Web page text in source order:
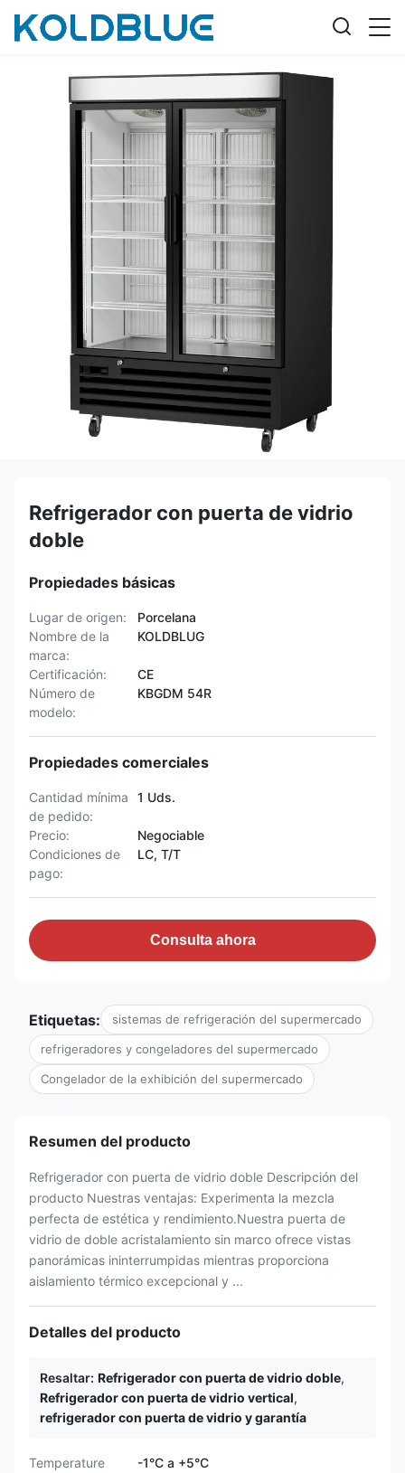
Refrigerador con puerta de vidrio
doble
Propiedades básicas
Lugar de origen:
Porcelana
Nombre de la
marca:
KOLDBLUG
Certificación:
CE
Número de
modelo:
KBGDM 54R
Propiedades comerciales
Cantidad mínima
de pedido:
1 Uds.
Precio:
Negociable
Condiciones de
pago:
LC, T/T
Consulta ahora
Etiquetas: sistemas de refrigeración del supermercado
refrigeradores y congeladores del supermercado
Congelador de la exhibición del supermercado
Resumen del producto
Refrigerador con puerta de vidrio doble Descripción del
producto Nuestras ventajas: Experimenta la mezcla
perfecta de estética y rendimiento.Nuestra puerta de
vidrio de doble acristalamiento sin marco ofrece vistas
panorámicas ininterrumpidas mientras proporciona
aislamiento térmico excepcional y ...
Detalles del producto
Resaltar: Refrigerador con puerta de vidrio doble,
Refrigerador con puerta de vidrio vertical,
refrigerador con puerta de vidrio y garantía
Temperature
-1°C a +5°C